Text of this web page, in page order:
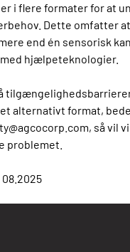
i flere formater for at
Dette omfatter
end én sensorisk
hjælpeteknologier.
alternativt format,
så vil
problemet.